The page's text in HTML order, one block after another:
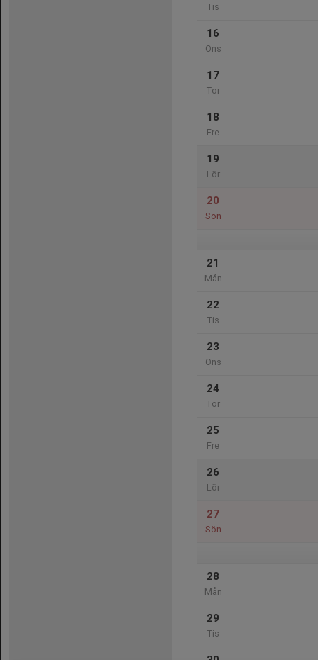
Tis
16
Ons
17
Tor
18
Fre
19
Lör
20
Sön
21
Mån
22
Tis
23
Ons
24
Tor
25
Fre
26
Lör
27
Sön
28
Mån
29
Tis